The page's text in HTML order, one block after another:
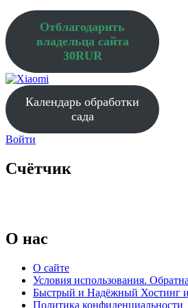
Отблагодарить
владельца сайта
30RUR
Календарь обработки
сада
Войти
Счётчик
O нас
О сайте
Условия использования.
Быстрый и Надёжный Хостинг
Политика конфиденциальности